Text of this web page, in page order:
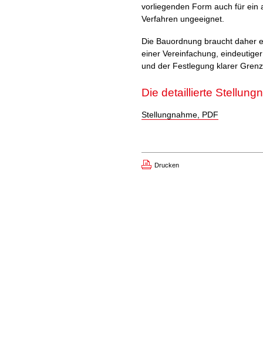
vorliegenden Form auch für ein
Verfahren ungeeignet.
Die Bauordnung braucht daher
einer Vereinfachung,
und der Festlegung klarer
Die detaillierte
Stellungnahme, PDF
Drucken